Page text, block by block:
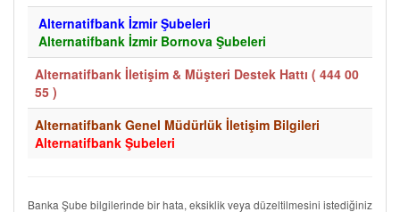
Alternatifbank İzmir Şubeleri
Alternatifbank İzmir Bornova Şubeleri
Alternatifbank İletişim & Müşteri Destek Hattı ( 444 00
55 )
Alternatifbank Genel Müdürlük İletişim Bilgileri
Alternatifbank Şubeleri
Banka Şube bilgilerinde bir hata, eksiklik veya düzeltilmesini istediğiniz